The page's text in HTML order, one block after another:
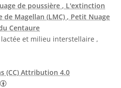
de poussière , L'extinction
de Magellan (LMC) , Petit Nuage
Centaure
lactée et milieu interstellaire ,
(CC) Attribution 4.0
Creative Commons (CC)